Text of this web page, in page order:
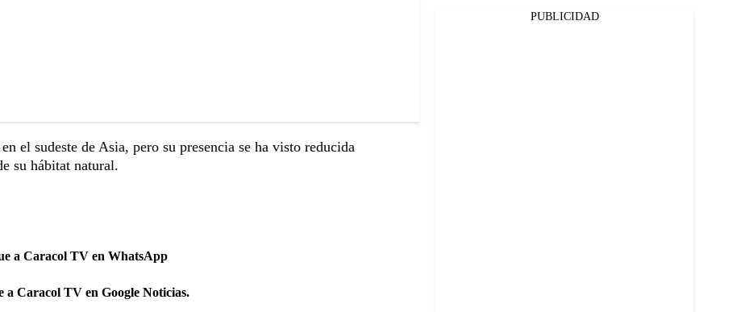
el sudeste de Asia, pero su presencia se ha visto reducida
su hábitat natural.
a Caracol TV en WhatsApp
a Caracol TV en Google Noticias.
PUBLICIDAD